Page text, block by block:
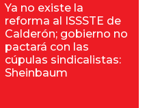
Ya no existe la
reforma al ISSSTE de
Calderón; gobierno no
pactará con las
cúpulas sindicalistas:
Sheinbaum